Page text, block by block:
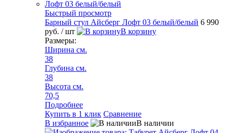
Быстрый просмотр
Барный стул Айсберг Лофт 03 белый/белый 6 990
руб. / шт
В корзину
Размеры:
Ширина см.
38
Глубина см.
38
Высота см.
70,5
Подробнее
Купить в 1 клик Сравнение
В избранное
В наличии